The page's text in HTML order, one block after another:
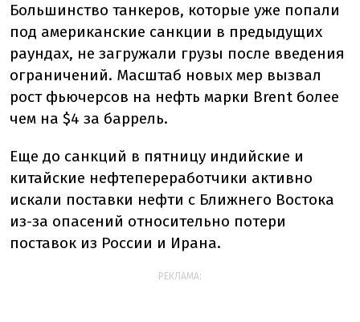
Большинство танкеров, которые уже попали
под американские санкции в предыдущих
раундах, не загружали грузы после введения
ограничений. Масштаб новых мер вызвал
рост фьючерсов на нефть марки Brent более
чем на $4 за баррель.
Еще до санкций в пятницу индийские и
китайские нефтепереработчики активно
искали поставки нефти с Ближнего Востока
из-за опасений относительно потери
поставок из России и Ирана.
РЕКЛАМА: